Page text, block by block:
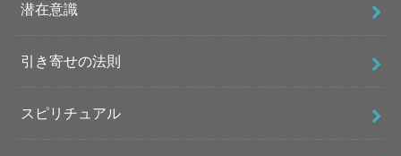
潜在意識
引き寄せの法則
スピリチュアル